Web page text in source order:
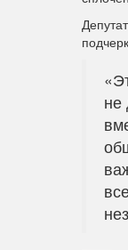
не